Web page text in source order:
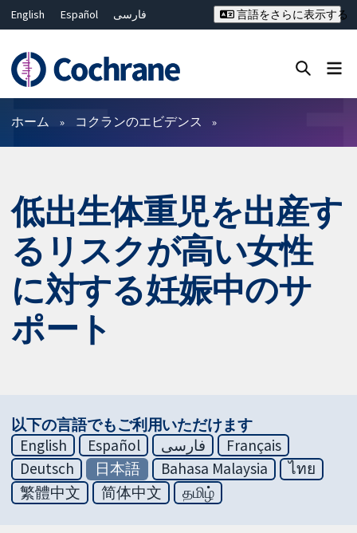
English Español
فارسی
Deutsch
Bahasa Malaysia
ไทย
繁體中文
简体中文
言語をさらに表示する
フィルター
ホーム コクランのエビデンス
低出生体重児を出産す
るリスクが高い女性
に対する妊娠中のサ
ポート
以下の言語でもご利用いただけます
English
Español فارسی
Français
Deutsch
日本語 Bahasa Malaysia
ไทย
繁體中文
简体中文 தமிழ்